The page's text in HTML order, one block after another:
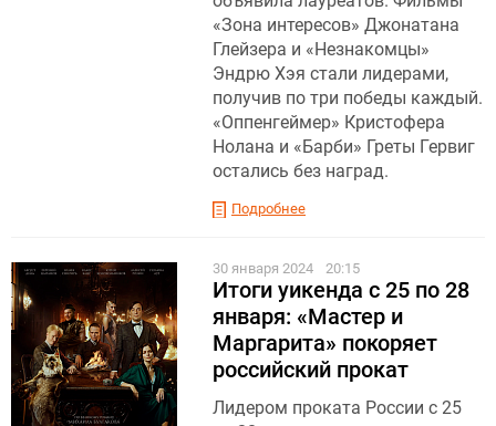
«Зона интересов» Джонатана
Глейзера и «Незнакомцы»
Эндрю Хэя стали лидерами,
получив по три победы каждый.
«Оппенгеймер» Кристофера
Нолана и «Барби» Греты Гервиг
остались без наград.
Подробнее
30 января 2024 20:15
Итоги уикенда с 25 по 28
января: «Мастер и
Маргарита» покоряет
российский прокат
Лидером проката России с 25